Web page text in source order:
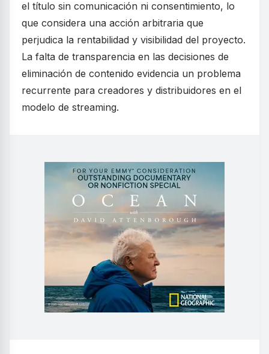
el título sin comunicación ni consentimiento, lo
que considera una acción arbitraria que
perjudica la rentabilidad y visibilidad del proyecto.
La falta de transparencia en las decisiones de
eliminación de contenido evidencia un problema
recurrente para creadores y distribuidores en el
modelo de streaming.